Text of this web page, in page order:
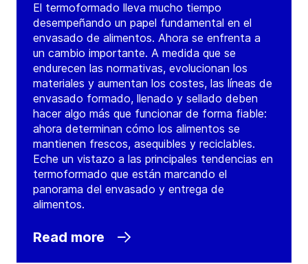
El termoformado lleva mucho tiempo
desempeñando un papel fundamental en el
envasado de alimentos. Ahora se enfrenta a
un cambio importante. A medida que se
endurecen las normativas, evolucionan los
materiales y aumentan los costes, las líneas de
envasado formado, llenado y sellado deben
hacer algo más que funcionar de forma fiable:
ahora determinan cómo los alimentos se
mantienen frescos, asequibles y reciclables.
Eche un vistazo a las principales tendencias en
termoformado que están marcando el
panorama del envasado y entrega de
alimentos.
Read more